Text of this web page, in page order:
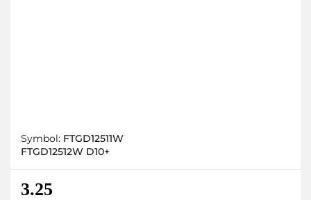
Symbol: FTGD12511W
FTGD12512W D10+
3.25